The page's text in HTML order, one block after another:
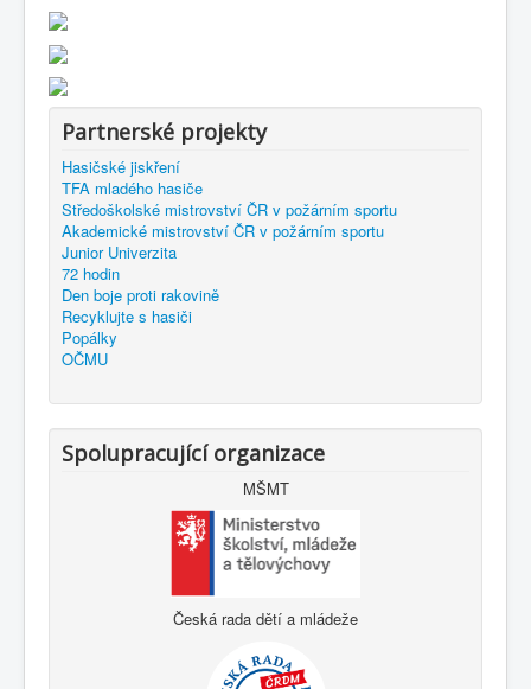
Partnerské projekty
Hasičské jiskření
TFA mladého hasiče
Středoškolské mistrovství ČR v požárním sportu
Akademické mistrovství ČR v požárním sportu
Junior Univerzita
72 hodin
Den boje proti rakovině
Recyklujte s hasiči
Popálky
OČMU
Spolupracující organizace
MŠMT
Česká rada dětí a mládeže